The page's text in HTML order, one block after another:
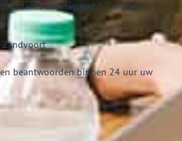
offertes met 1 Offerte
beantwoorden binnen 24 uur uw